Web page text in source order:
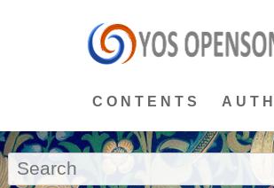
CONTENTS